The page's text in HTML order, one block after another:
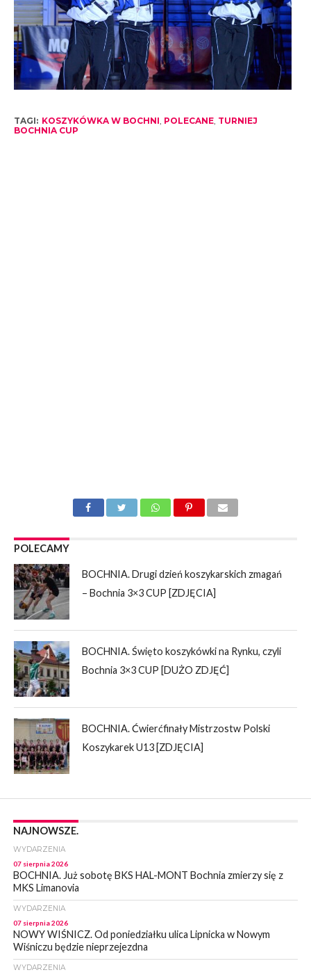
TAGI: KOSZYKÓWKA W BOCHNI, POLECANE, TURNIEJ
BOCHNIA CUP
POLECAMY
BOCHNIA. Drugi dzień koszykarskich zmagań
– Bochnia 3×3 CUP [ZDJĘCIA]
BOCHNIA. Święto koszykówki na Rynku, czyli
Bochnia 3×3 CUP [DUŻO ZDJĘĆ]
BOCHNIA. Ćwierćfinały Mistrzostw Polski
Koszykarek U13 [ZDJĘCIA]
NAJNOWSZE.
WYDARZENIA
07 sierpnia 2026
BOCHNIA. Już sobotę BKS HAL-MONT Bochnia zmierzy się z
MKS Limanovia
WYDARZENIA
07 sierpnia 2026
NOWY WIŚNICZ. Od poniedziałku ulica Lipnicka w Nowym
Wiśniczu będzie nieprzejezdna
WYDARZENIA